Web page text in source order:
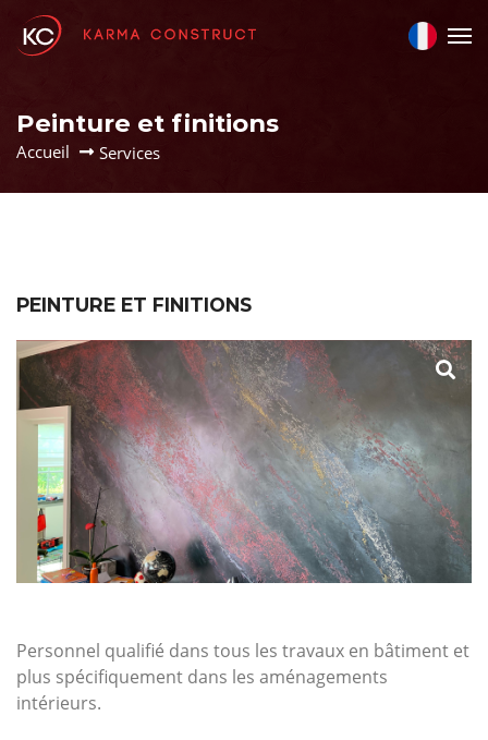
Peinture et finitions
Accueil Services
PEINTURE ET FINITIONS
Personnel qualifié dans tous les travaux en bâtiment et
plus spécifiquement dans les aménagements
intérieurs.